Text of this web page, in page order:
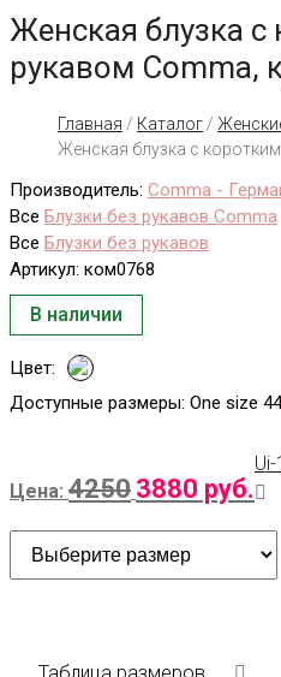
Женская блузка с
рукавом Comma,
Главная / Каталог /
Женская блузка с
Производитель: Comma -
Все Блузки без рукавов Comma
Все Блузки без рукавов
Артикул: ком0768
В наличии
Цвет:
Доступные размеры: One size 44
Цена: 4250 3880 руб.